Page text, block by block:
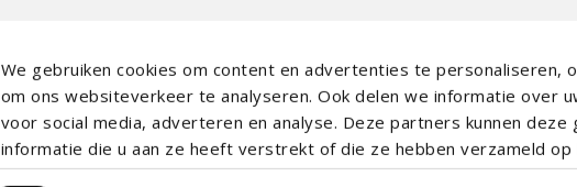
We gebruiken cookies om content en advertenties te personaliseren,
om ons websiteverkeer te analyseren. Ook delen we informatie over
voor social media, adverteren en analyse. Deze partners kunnen
informatie die u aan ze heeft verstrekt of die ze hebben verzameld op